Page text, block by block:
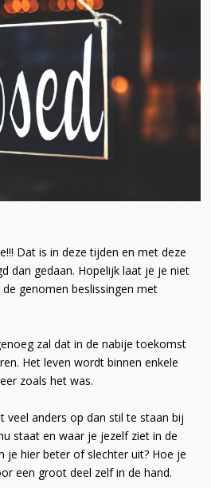
Dat is in deze tijden en met deze
dan gedaan. Hopelijk laat je je niet
genomen beslissingen met
zal dat in de nabije toekomst
Het leven wordt binnen enkele
zoals het was.
veel anders op dan stil te staan bij
staat en waar je jezelf ziet in de
je hier beter of slechter uit? Hoe je
een groot deel zelf in de hand.